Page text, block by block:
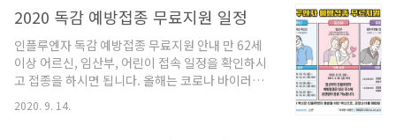
점검하기 위한 합동 모의훈련을 시작한다. ○ 화이
자 백신이 초저온 보관, 해동·희석 후 짧은 유효기간
등 다른 백신에 비해 관리상 어려움이 있어, 모의훈
련을 통해 접종 각 단계에서의 손실과 지연 등이 발
생하지 않도록 한다는 것이 이번 훈련의 주요 목적
이다. □ 중앙예방접종센터(국립중앙의료원)는 가
2020 독감 예방접종 무료지원 일정
인플루엔자 독감 예방접종 무료지원 안내 만 62세
이상 어르신, 임산부, 어린이 접속 일정을 확인하시
고 접종을 하시면 됩니다. 올해는 코로나 바이러스
백신은 인플루엔자 예방을 위한 백신으로, 코로나
2020. 9. 14.